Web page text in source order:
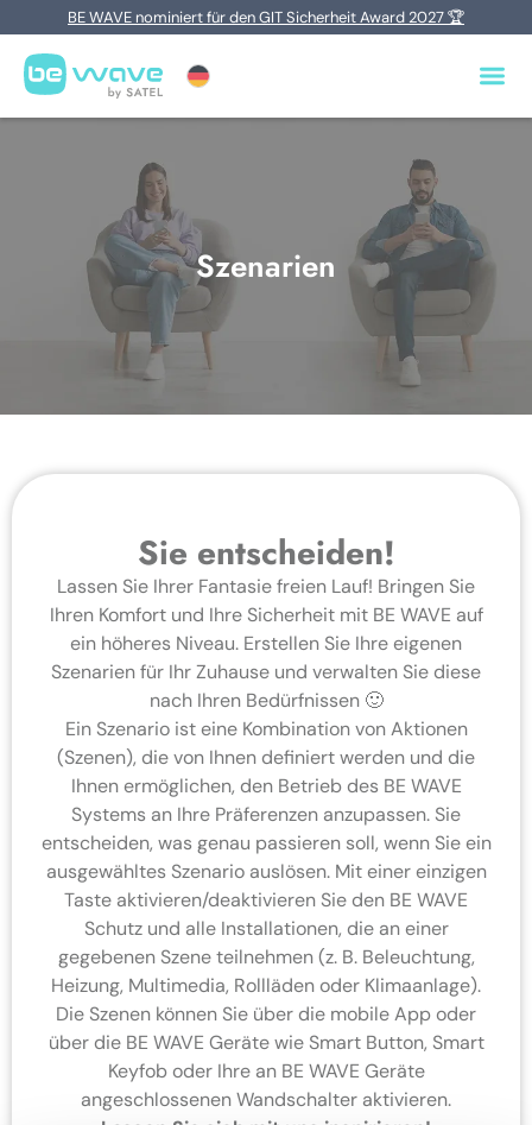
BE WAVE nominiert für den GIT Sicherheit Award 2027 🏆
Szenarien
Sie entscheiden!
Lassen Sie Ihrer Fantasie freien Lauf! Bringen Sie
Ihren Komfort und Ihre Sicherheit mit BE WAVE auf
ein höheres Niveau. Erstellen Sie Ihre eigenen
Szenarien für Ihr Zuhause und verwalten Sie diese
nach Ihren Bedürfnissen 🙂
Ein Szenario ist eine Kombination von Aktionen
(Szenen), die von Ihnen definiert werden und die
Ihnen ermöglichen, den Betrieb des BE WAVE
Systems an Ihre Präferenzen anzupassen. Sie
entscheiden, was genau passieren soll, wenn Sie ein
ausgewähltes Szenario auslösen. Mit einer einzigen
Taste aktivieren/deaktivieren Sie den BE WAVE
Schutz und alle Installationen, die an einer
gegebenen Szene teilnehmen (z. B. Beleuchtung,
Heizung, Multimedia, Rollläden oder Klimaanlage).
Die Szenen können Sie über die mobile App oder
über die BE WAVE Geräte wie Smart Button, Smart
Keyfob oder Ihre an BE WAVE Geräte
angeschlossenen Wandschalter aktivieren.